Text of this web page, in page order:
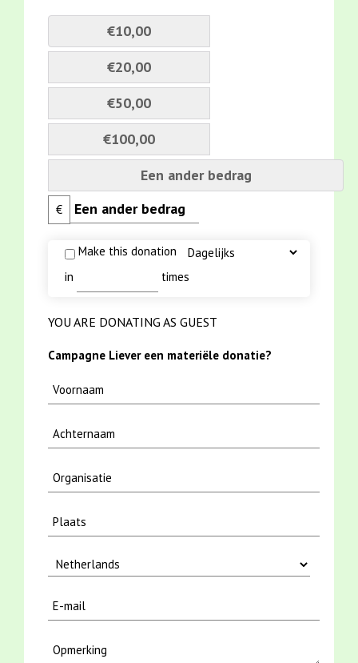
€10,00
€20,00
€50,00
€100,00
Een ander bedrag
€
Make this donation
in
times
YOU ARE DONATING AS GUEST
Campagne Liever een materiële donatie?